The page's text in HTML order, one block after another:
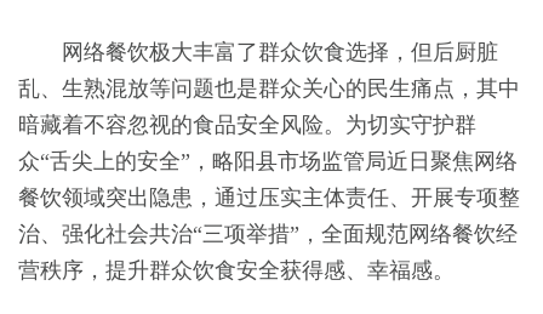
网络餐饮极大丰富了群众饮食选择，但后厨脏
乱、生熟混放等问题也是群众关心的民生痛点，其中
暗藏着不容忽视的食品安全风险。为切实守护群
众“舌尖上的安全”，略阳县市场监管局近日聚焦网络
餐饮领域突出隐患，通过压实主体责任、开展专项整
治、强化社会共治“三项举措”，全面规范网络餐饮经
营秩序，提升群众饮食安全获得感、幸福感。